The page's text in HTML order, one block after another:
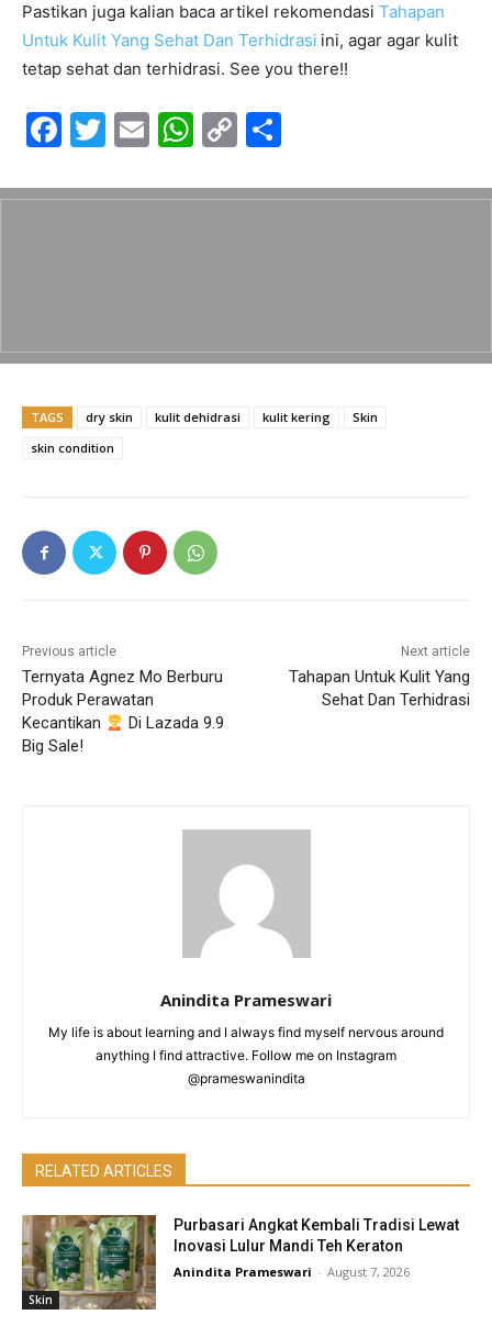
Pastikan juga kalian baca artikel rekomendasi Tahapan
Untuk Kulit Yang Sehat Dan Terhidrasi ini, agar agar kulit
tetap sehat dan terhidrasi. See you there!!
F
c
o
k
T
itt
E
ai
W
at
p
C
p
k
ar
TAGS dry skin kulit dehidrasi kulit kering
Skin
skin condition
Previous article
Ternyata Agnez Mo Berburu
Produk Perawatan
Kecantikan
Di Lazada 9.9
Big Sale!
Next article
Tahapan Untuk Kulit Yang
Sehat Dan Terhidrasi
Anindita Prameswari
My life is about learning and I always find myself nervous around
anything I find attractive. Follow me on Instagram
@prameswanindita
RELATED ARTICLES
Skin
Purbasari Angkat Kembali Tradisi Lewat
Inovasi Lulur Mandi Teh Keraton
Anindita Prameswari - August 7, 2026